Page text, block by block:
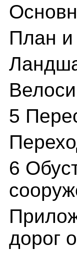
План
5
6
дорог